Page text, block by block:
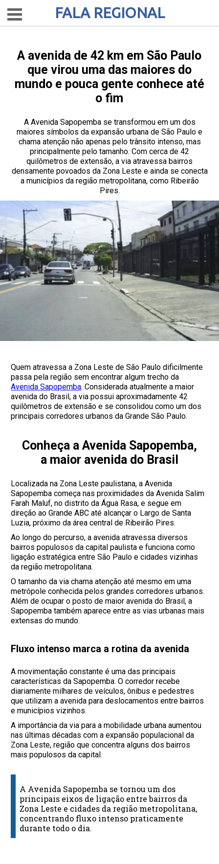
FALA REGIONAL
A avenida de 42 km em São Paulo
que virou uma das maiores do
mundo e pouca gente conhece até
o fim
A Avenida Sapopemba se transformou em um dos
maiores símbolos da expansão urbana de São Paulo e
chama atenção não apenas pelo trânsito intenso, mas
principalmente pelo tamanho. Com cerca de 42
quilômetros de extensão, a via atravessa bairros
densamente povoados da Zona Leste e ainda se conecta
a municípios da região metropolitana, como Ribeirão
Pires.
Quem atravessa a Zona Leste de São Paulo dificilmente
passa pela região sem encontrar algum trecho da
Avenida Sapopemba. Considerada atualmente a maior
avenida do Brasil, a via possui aproximadamente 42
quilômetros de extensão e se consolidou como um dos
principais corredores urbanos da Grande São Paulo.
Conheça a Avenida Sapopemba,
a maior avenida do Brasil
Localizada na Zona Leste paulistana, a Avenida
Sapopemba começa nas proximidades da Avenida Salim
Farah Maluf, no distrito da Água Rasa, e segue em
direção ao Grande ABC até alcançar o Largo de Santa
Luzia, próximo da área central de Ribeirão Pires.
Ao longo do percurso, a avenida atravessa diversos
bairros populosos da capital paulista e funciona como
ligação estratégica entre São Paulo e cidades vizinhas
da região metropolitana.
O tamanho da via chama atenção até mesmo em uma
metrópole conhecida pelos grandes corredores urbanos.
Além de ocupar o posto de maior avenida do Brasil, a
Sapopemba também aparece entre as vias urbanas mais
extensas do mundo.
Fluxo intenso marca a rotina da avenida
A movimentação constante é uma das principais
características da Sapopemba. O corredor recebe
diariamente milhares de veículos, ônibus e pedestres
que utilizam a avenida para deslocamentos entre bairros
e municípios vizinhos.
A importância da via para a mobilidade urbana aumentou
nas últimas décadas com a expansão populacional da
Zona Leste, região que concentra alguns dos bairros
mais populosos da capital.
A Avenida Sapopemba se tornou um dos
principais eixos de ligação entre bairros da
Zona Leste e cidades da região metropolitana,
concentrando fluxo intenso praticamente
durante todo o dia.